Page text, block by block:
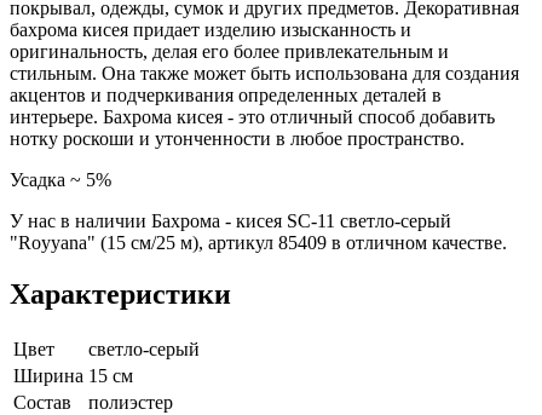
покрывал, одежды, сумок и других предметов. Декоративная
бахрома кисея придает изделию изысканность и
оригинальность, делая его более привлекательным и
стильным. Она также может быть использована для создания
акцентов и подчеркивания определенных деталей в
интерьере. Бахрома кисея - это отличный способ добавить
нотку роскоши и утонченности в любое пространство.
Усадка ~ 5%
У нас в наличии Бахрома - кисея SC-11 светло-серый
"Royyana" (15 см/25 м), артикул 85409 в отличном качестве.
Характеристики
Цвет
светло-серый
Ширина 15 см
Состав
полиэстер